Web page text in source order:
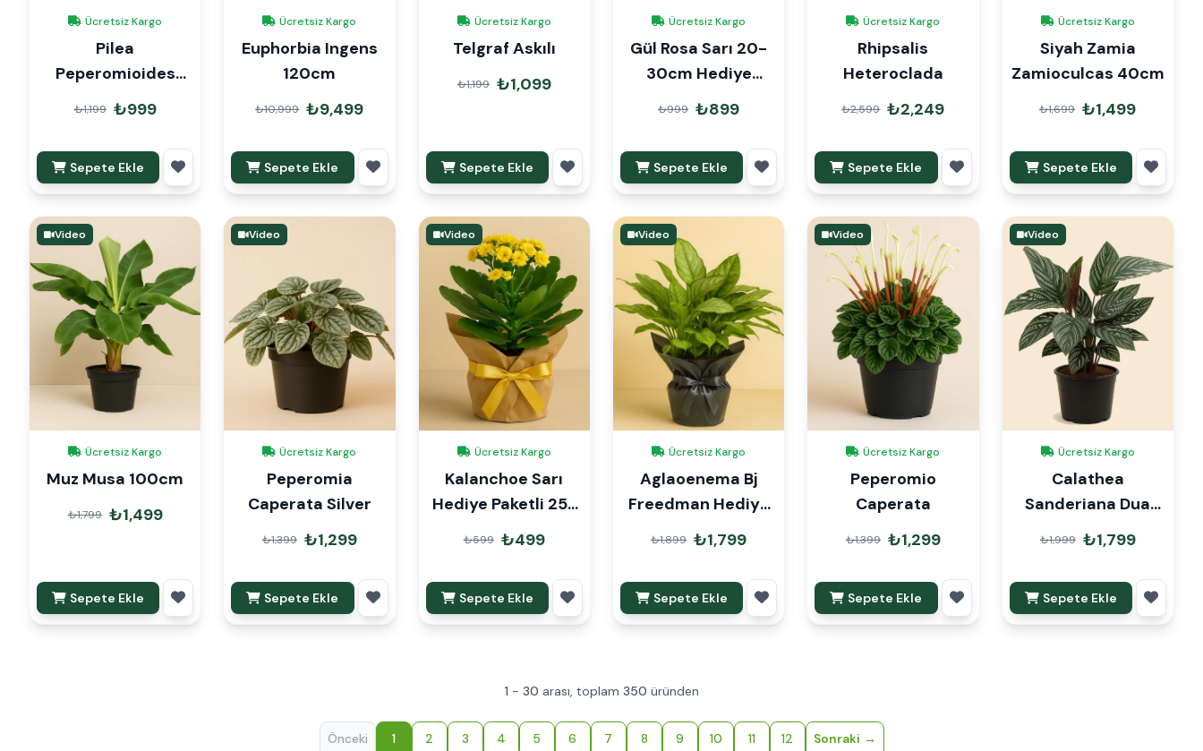
Ücretsiz Kargo
Pilea
Peperomioides
Para Çiçeği
₺1,199 ₺999
Sepete Ekle
Ücretsiz Kargo
Euphorbia Ingens
120cm
₺10,999 ₺9,499
Sepete Ekle
Ücretsiz Kargo
Telgraf Askılı
₺1,199 ₺1,099
Sepete Ekle
Ücretsiz Kargo
Gül Rosa Sarı 20-
30cm Hediye
Paketli
₺999 ₺899
Sepete Ekle
Ücretsiz Kargo
Rhipsalis
Heteroclada
₺2,599 ₺2,249
Sepete Ekle
Ücretsiz Kargo
Siyah Zamia
Zamioculcas 40cm
₺1,699 ₺1,499
Sepete Ekle
Video
Ücretsiz Kargo
Muz Musa 100cm
₺1,799 ₺1,499
Sepete Ekle
Video
Ücretsiz Kargo
Peperomia
Caperata Silver
₺1,399 ₺1,299
Sepete Ekle
Video
Ücretsiz Kargo
Kalanchoe Sarı
Hediye Paketli 25-
30cm
₺599 ₺499
Sepete Ekle
Video
Ücretsiz Kargo
Aglaoenema Bj
Freedman Hediye
Paketli
₺1,899 ₺1,799
Sepete Ekle
Video
Ücretsiz Kargo
Peperomio
Caperata
₺1,399 ₺1,299
Sepete Ekle
Video
Ücretsiz Kargo
Calathea
Sanderiana Dua
Çiçeği
₺1,999 ₺1,799
Sepete Ekle
1 - 30 arası, toplam 350 üründen
Önceki 1 2 3 4 5 6 7 8 9 10 11 12 Sonraki